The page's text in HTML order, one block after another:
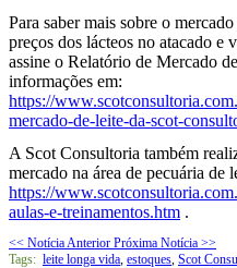
Para saber mais sobre o
preços dos lácteos no atacado e
assine o Relatório de Mercado
informações em:
https://
mercado-de-leite-da-scot-
A Scot Consultoria também
mercado na área de pecuária de
https://
aulas-e-treinamentos.htm .
<< Notícia Anterior Próxima Notícia >>
Tags: leite longa vida, estoques, Scot